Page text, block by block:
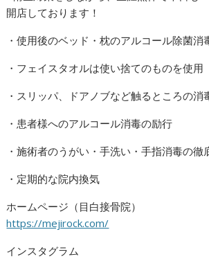
開店しております！
・使用後のベッド・枕のアルコール除菌消
・フェイスタオルは使い捨てのものを使用
・スリッパ、ドアノブなど触るところの消
・患者様へのアルコール消毒の励行
・施術者のうがい・手洗い・手指消毒の徹
・定期的な院内換気
ホームページ（目白接骨院）
https://mejirock.com/
インスタグラム